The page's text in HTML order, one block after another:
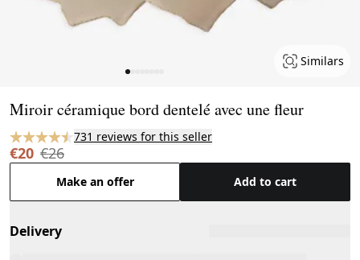
Similars
Miroir céramique bord dentelé avec une fleur
731 reviews for this seller
€20 €26
Make an offer Add to cart
Delivery